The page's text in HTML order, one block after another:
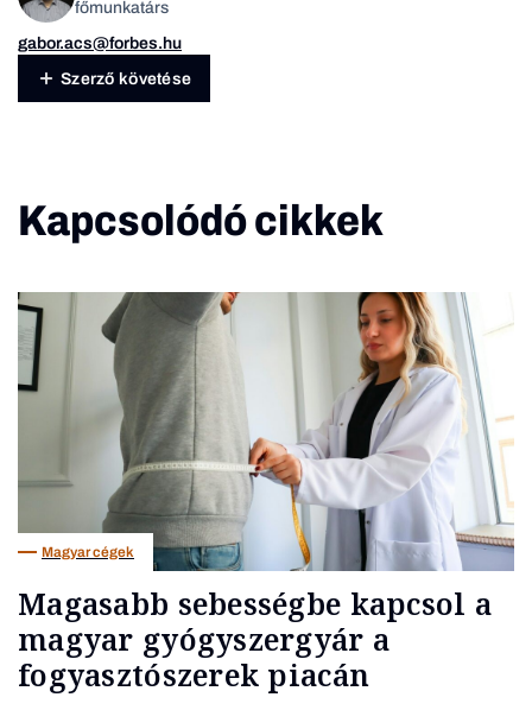
főmunkatárs
gabor.acs@forbes.hu
Szerző követése
Kapcsolódó cikkek
Magyar cégek
Magasabb sebességbe kapcsol a
magyar gyógyszergyár a
fogyasztószerek piacán